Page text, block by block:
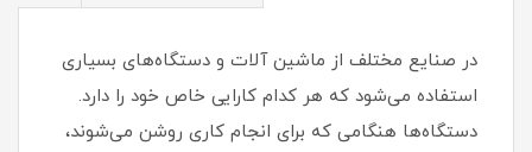
در صنایع مختلف از ماشین آلات و دستگاه‌های بسیاری
استفاده می‌شود که هر کدام کارایی خاص خود را دارد.
دستگاه‌ها هنگامی که برای انجام کاری روشن می‌شوند،